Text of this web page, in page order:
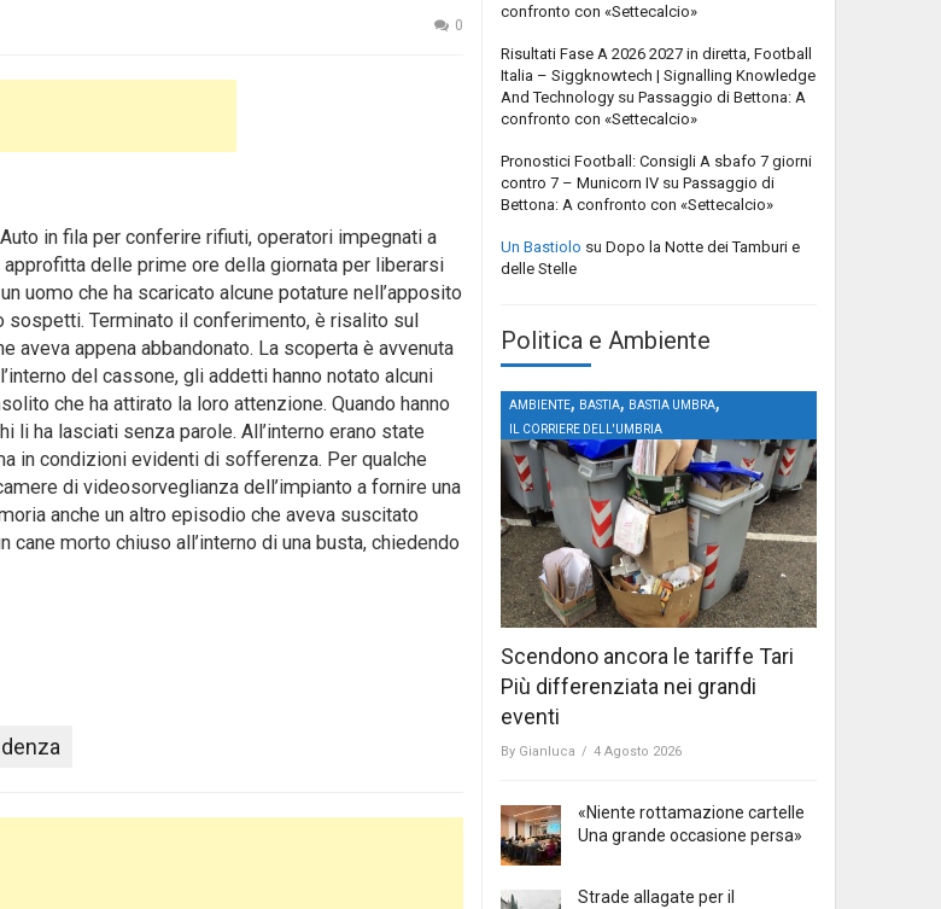
0
in fila per conferire rifiuti, operatori impegnati a
delle prime ore della giornata per liberarsi
uomo che ha scaricato alcune potature nell’apposito
sospetti. Terminato il conferimento, è risalito sul
appena abbandonato. La scoperta è avvenuta
del cassone, gli addetti hanno notato alcuni
che ha attirato la loro attenzione. Quando hanno
li ha lasciati senza parole. All’interno erano state
in condizioni evidenti di sofferenza. Per qualche
di videosorveglianza dell’impianto a fornire una
anche un altro episodio che aveva suscitato
morto chiuso all’interno di una busta, chiedendo
confronto con «Settecalcio»
Risultati Fase A 2026 2027 in diretta, Football
Italia – Siggknowtech | Signalling Knowledge
And Technology su Passaggio di Bettona: A
confronto con «Settecalcio»
Pronostici Football: Consigli A sbafo 7 giorni
contro 7 – Municorn IV su Passaggio di
Bettona: A confronto con «Settecalcio»
Un Bastiolo su Dopo la Notte dei Tamburi e
delle Stelle
Politica e Ambiente
AMBIENTE, BASTIA, BASTIA UMBRA,
IL CORRIERE DELL'UMBRIA
Scendono ancora le tariffe Tari
Più differenziata nei grandi
eventi
By Gianluca / 4 Agosto 2026
«Niente rottamazione cartelle
Una grande occasione persa»
Strade allagate per il